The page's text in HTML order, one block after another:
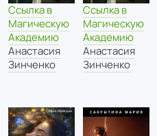
Ссылка в
Магическую
Академию
Анастасия
Зинченко
Ссылка в
Магическую
Академию
Анастасия
Зинченко